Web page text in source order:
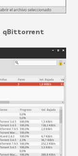
qBittorrent